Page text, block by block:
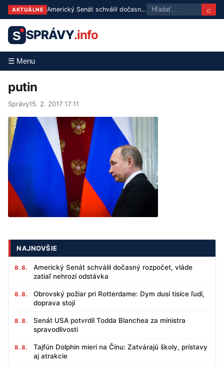
AKTUÁLNE Americký Senát schválil dočasný rozpočet, vláde zatiaľ nehrozí odstávka ⌕
S SPRÁVY.info
☰ Menu
putin
Správy15. 2. 2017 17:11
NAJNOVŠIE
8. 8.
Americký Senát schválil dočasný rozpočet, vláde
zatiaľ nehrozí odstávka
8. 8.
Obrovský požiar pri Rotterdame: Dym dusí tisíce ľudí,
doprava stojí
8. 8.
Senát USA potvrdil Todda Blanchea za ministra
spravodlivosti
8. 8.
Tajfún Dolphin mieri na Čínu: Zatvárajú školy, prístavy
aj atrakcie